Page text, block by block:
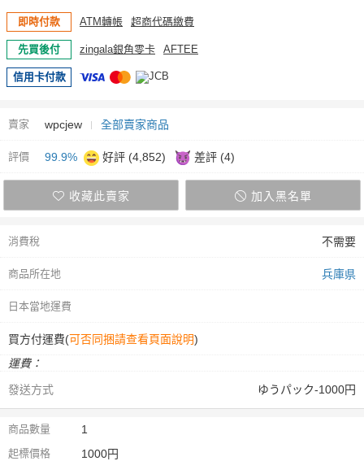
即時付款 ATM轉帳 超商代碼繳費
先買後付 zingala銀角零卡 AFTEE
信用卡付款
賣家 wpcjew 全部賣家商品
評價 99.9% 好評 (4,852) 差評 (4)
收藏此賣家 加入黑名單
消費稅 不需要
商品所在地 兵庫県
日本當地運費
買方付運費(可否同捆請查看頁面說明)
運費：
發送方式
ゆうパック-1000円
商品數量 1
起標價格 1000円